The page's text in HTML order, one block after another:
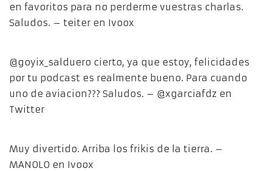
en favoritos para no perderme vuestras charlas.
Saludos. – teiter en Ivoox
@goyix_salduero cierto, ya que estoy, felicidades
por tu podcast es realmente bueno. Para cuando
uno de aviacion??? Saludos. – @xgarciafdz en
Twitter
Muy divertido. Arriba los frikis de la tierra. –
MANOLO en Ivoox